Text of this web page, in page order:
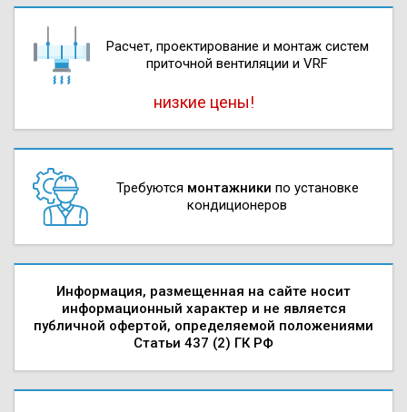
Расчет, проектирова­ние и монтаж систем
приточной вентиляции и VRF
низкие цены!
Требуются монтажники по установке
кондиционеров
Информация, размещенная на сайте носит
информационный характер и не является
публичной офертой, определяемой положениями
Статьи 437 (2) ГК РФ